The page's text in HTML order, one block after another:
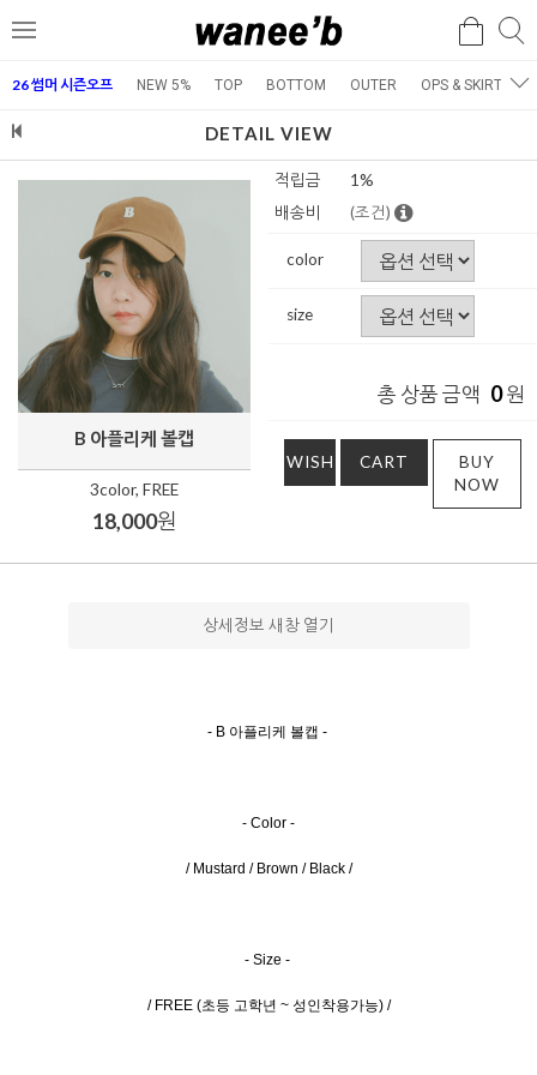
메
검
26 썸머 시즌오프 NEW 5% TOP BOTTOM OUTER OPS & SKIRT
DETAIL VIEW
B 아플리케 볼캡
3color, FREE
18,000원
적립금
1%
배송비
(조건)
color
size
총 상품 금액 0원
WISH CART
BUY
NOW
상세정보 새창 열기
- B 아플리케 볼캡 -
- Color -
/ Mustard / Brown / Black /
- Size -
/ FREE (초등 고학년 ~ 성인착용가능) /